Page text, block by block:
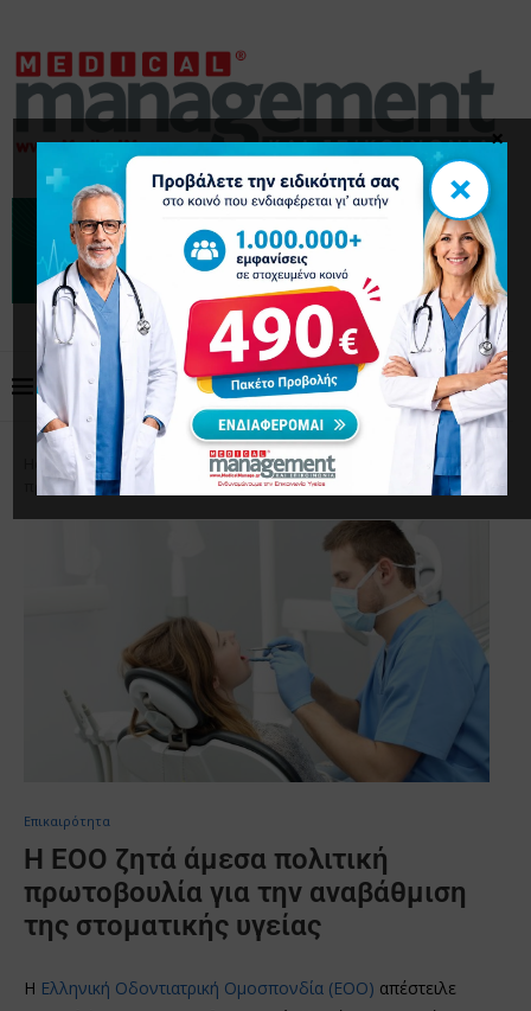
Home Επικαιρότητα
Η ΕΟΟ ζητά άμεσα πολιτική
πρωτοβουλία για την αναβάθμιση της στοματικής υγείας
Επικαιρότητα
Η ΕΟΟ ζητά άμεσα πολιτική
πρωτοβουλία για την αναβάθμιση
της στοματικής υγείας
Η Ελληνική Οδοντιατρική Ομοσπονδία (ΕΟΟ) απέστειλε
×
×